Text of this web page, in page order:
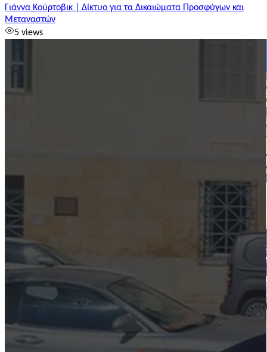
Γιάννα Κούρτοβικ | Δίκτυο για τα Δικαιώματα Προσφύγων και
Μεταναστών
5 views